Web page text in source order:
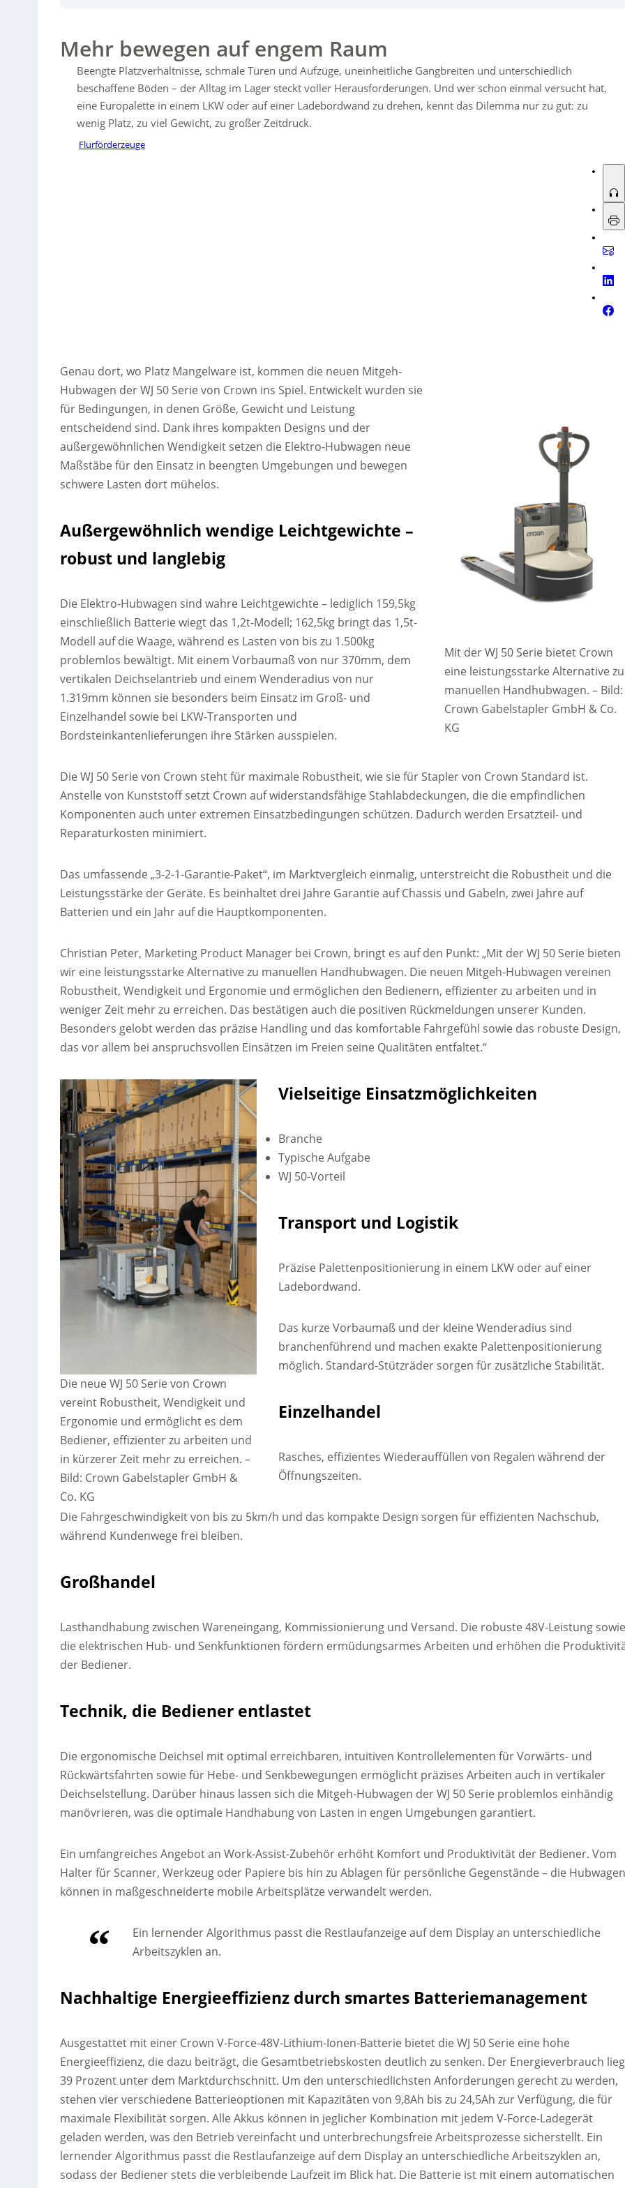
und Flexibilität und setzt neue Maßstäbe in der Logistikbranche.
Mehr bewegen auf engem Raum
Beengte Platzverhältnisse, schmale Türen und Aufzüge, uneinheitliche Gangbreiten und unterschiedlich
beschaffene Böden – der Alltag im Lager steckt voller Herausforderungen. Und wer schon einmal versucht hat,
eine Europalette in einem LKW oder auf einer Ladebordwand zu drehen, kennt das Dilemma nur zu gut: zu
wenig Platz, zu viel Gewicht, zu großer Zeitdruck.
Flurförderzeuge
Mit der WJ 50 Serie bietet Crown
eine leistungsstarke Alternative zu
manuellen Handhubwagen. – Bild:
Crown Gabelstapler GmbH & Co.
KG
Genau dort, wo Platz Mangelware ist, kommen die neuen Mitgeh-
Hubwagen der WJ 50 Serie von Crown ins Spiel. Entwickelt wurden sie
für Bedingungen, in denen Größe, Gewicht und Leistung
entscheidend sind. Dank ihres kompakten Designs und der
außergewöhnlichen Wendigkeit setzen die Elektro-Hubwagen neue
Maßstäbe für den Einsatz in beengten Umgebungen und bewegen
schwere Lasten dort mühelos.
Außergewöhnlich wendige Leichtgewichte –
robust und langlebig
Die Elektro-Hubwagen sind wahre Leichtgewichte – lediglich 159,5kg
einschließlich Batterie wiegt das 1,2t-Modell; 162,5kg bringt das 1,5t-
Modell auf die Waage, während es Lasten von bis zu 1.500kg
problemlos bewältigt. Mit einem Vorbaumaß von nur 370mm, dem
vertikalen Deichselantrieb und einem Wenderadius von nur
1.319mm können sie besonders beim Einsatz im Groß- und
Einzelhandel sowie bei LKW-Transporten und
Bordsteinkantenlieferungen ihre Stärken ausspielen.
Die WJ 50 Serie von Crown steht für maximale Robustheit, wie sie für Stapler von Crown Standard ist.
Anstelle von Kunststoff setzt Crown auf widerstandsfähige Stahlabdeckungen, die die empfindlichen
Komponenten auch unter extremen Einsatzbedingungen schützen. Dadurch werden Ersatzteil- und
Reparaturkosten minimiert.
Das umfassende „3-2-1-Garantie-Paket“, im Marktvergleich einmalig, unterstreicht die Robustheit und die
Leistungsstärke der Geräte. Es beinhaltet drei Jahre Garantie auf Chassis und Gabeln, zwei Jahre auf
Batterien und ein Jahr auf die Hauptkomponenten.
Christian Peter, Marketing Product Manager bei Crown, bringt es auf den Punkt: „Mit der WJ 50 Serie bieten
wir eine leistungsstarke Alternative zu manuellen Handhubwagen. Die neuen Mitgeh-Hubwagen vereinen
Robustheit, Wendigkeit und Ergonomie und ermöglichen den Bedienern, effizienter zu arbeiten und in
weniger Zeit mehr zu erreichen. Das bestätigen auch die positiven Rückmeldungen unserer Kunden.
Besonders gelobt werden das präzise Handling und das komfortable Fahrgefühl sowie das robuste Design,
das vor allem bei anspruchsvollen Einsätzen im Freien seine Qualitäten entfaltet.“
Die neue WJ 50 Serie von Crown
vereint Robustheit, Wendigkeit und
Ergonomie und ermöglicht es dem
Bediener, effizienter zu arbeiten und
in kürzerer Zeit mehr zu erreichen. –
Bild: Crown Gabelstapler GmbH &
Co. KG
Vielseitige Einsatzmöglichkeiten
Branche
Typische Aufgabe
WJ 50-Vorteil
Transport und Logistik
Präzise Palettenpositionierung in einem LKW oder auf einer
Ladebordwand.
Das kurze Vorbaumaß und der kleine Wenderadius sind
branchenführend und machen exakte Palettenpositionierung
möglich. Standard-Stützräder sorgen für zusätzliche Stabilität.
Einzelhandel
Rasches, effizientes Wiederauffüllen von Regalen während der
Öffnungszeiten.
Die Fahrgeschwindigkeit von bis zu 5km/h und das kompakte Design sorgen für effizienten Nachschub,
während Kundenwege frei bleiben.
Großhandel
Lasthandhabung zwischen Wareneingang, Kommissionierung und Versand. Die robuste 48V-Leistung sowie
die elektrischen Hub- und Senkfunktionen fördern ermüdungsarmes Arbeiten und erhöhen die
der Bediener.
Technik, die Bediener entlastet
Die ergonomische Deichsel mit optimal erreichbaren, intuitiven Kontrollelementen für Vorwärts- und
Rückwärtsfahrten sowie für Hebe- und Senkbewegungen ermöglicht präzises Arbeiten auch in vertikaler
Deichselstellung. Darüber hinaus lassen sich die Mitgeh-Hubwagen der WJ 50 Serie problemlos einhändig
manövrieren, was die optimale Handhabung von Lasten in engen Umgebungen garantiert.
Ein umfangreiches Angebot an Work-Assist-Zubehör erhöht Komfort und Produktivität der Bediener. Vom
Halter für Scanner, Werkzeug oder Papiere bis hin zu Ablagen für persönliche Gegenstände – die Hubwagen
können in maßgeschneiderte mobile Arbeitsplätze verwandelt werden.
Ein lernender Algorithmus passt die Restlaufanzeige auf dem Display an unterschiedliche
Arbeitszyklen an.
Nachhaltige Energieeffizienz durch smartes Batteriemanagement
Ausgestattet mit einer Crown V-Force-48V-Lithium-Ionen-Batterie bietet die WJ 50 Serie eine hohe
Energieeffizienz, die dazu beiträgt, die Gesamtbetriebskosten deutlich zu senken. Der Energieverbrauch
39 Prozent unter dem Marktdurchschnitt. Um den unterschiedlichsten Anforderungen gerecht zu werden,
stehen vier verschiedene Batterieoptionen mit Kapazitäten von 9,8Ah bis zu 24,5Ah zur Verfügung, die für
maximale Flexibilität sorgen. Alle Akkus können in jeglicher Kombination mit jedem V-Force-Ladegerät
geladen werden, was den Betrieb vereinfacht und unterbrechungsfreie Arbeitsprozesse sicherstellt. Ein
lernender Algorithmus passt die Restlaufanzeige auf dem Display an unterschiedliche Arbeitszyklen an,
sodass der Bediener stets die verbleibende Laufzeit im Blick hat. Die Batterie ist mit einem automatischen